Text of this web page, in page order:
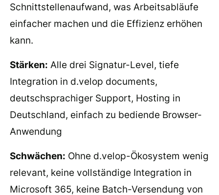
Schnittstellenaufwand, was Arbeitsabläufe
einfacher machen und die Effizienz erhöhen
kann.
Stärken: Alle drei Signatur-Level, tiefe
Integration in d.velop documents,
deutschsprachiger Support, Hosting in
Deutschland, einfach zu bediende Browser-
Anwendung
Schwächen: Ohne d.velop-Ökosystem wenig
relevant, keine vollständige Integration in
Microsoft 365, keine Batch-Versendung von